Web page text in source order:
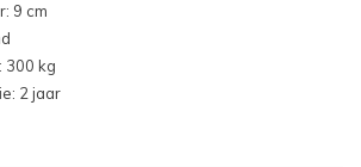
9 cm
300 kg
2 jaar